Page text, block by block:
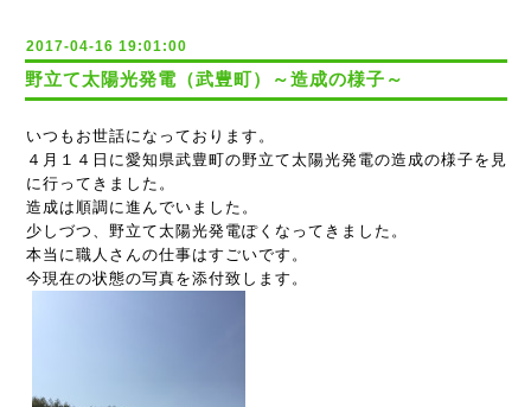
2017-04-16 19:01:00
野立て太陽光発電（武豊町）～造成の様子～
いつもお世話になっております。
４月１４日に愛知県武豊町の野立て太陽光発電の造成の様子を見
に行ってきました。
造成は順調に進んでいました。
少しづつ、野立て太陽光発電ぽくなってきました。
本当に職人さんの仕事はすごいです。
今現在の状態の写真を添付致します。